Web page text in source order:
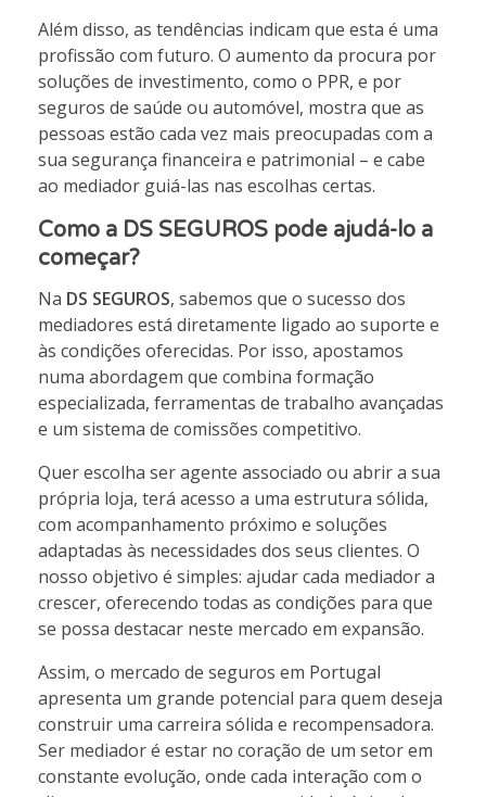
Além disso, as tendências indicam que esta é uma
profissão com futuro. O aumento da procura por
soluções de investimento, como o PPR, e por
seguros de saúde ou automóvel, mostra que as
pessoas estão cada vez mais preocupadas com a
sua segurança financeira e patrimonial – e cabe
ao mediador guiá-las nas escolhas certas.
Como a DS SEGUROS pode ajudá-lo a
começar?
Na DS SEGUROS, sabemos que o sucesso dos
mediadores está diretamente ligado ao suporte e
às condições oferecidas. Por isso, apostamos
numa abordagem que combina formação
especializada, ferramentas de trabalho avançadas
e um sistema de comissões competitivo.
Quer escolha ser agente associado ou abrir a sua
própria loja, terá acesso a uma estrutura sólida,
com acompanhamento próximo e soluções
adaptadas às necessidades dos seus clientes. O
nosso objetivo é simples: ajudar cada mediador a
crescer, oferecendo todas as condições para que
se possa destacar neste mercado em expansão.
Assim, o mercado de seguros em Portugal
apresenta um grande potencial para quem deseja
construir uma carreira sólida e recompensadora.
Ser mediador é estar no coração de um setor em
constante evolução, onde cada interação com o